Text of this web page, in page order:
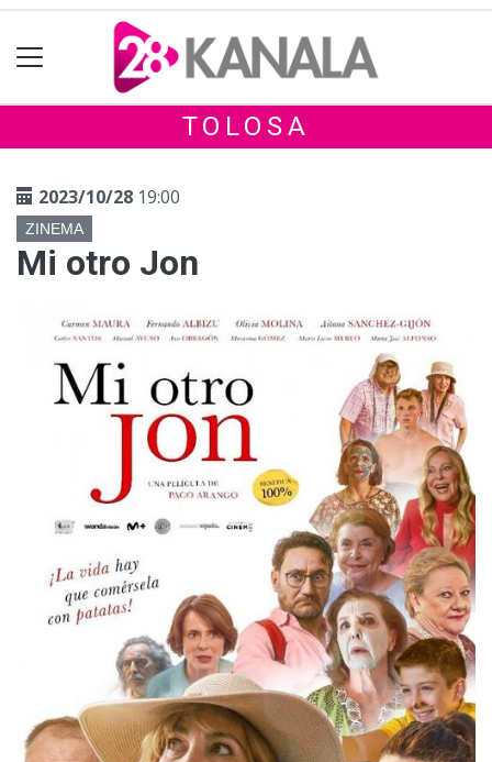
TOLOSA
2023/10/28 19:00
ZINEMA
Mi otro Jon